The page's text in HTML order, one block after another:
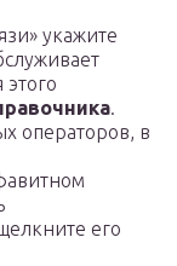
укажите
.
операторов, в
его